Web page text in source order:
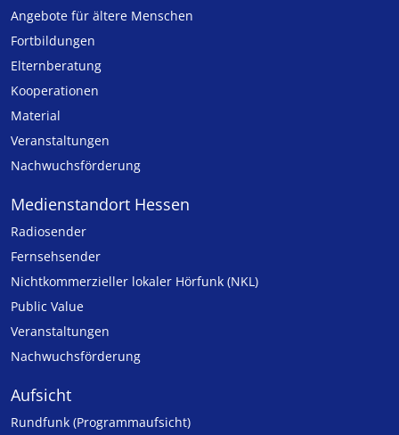
Angebote für ältere Menschen
Fortbildungen
Elternberatung
Kooperationen
Material
Veranstaltungen
Nachwuchsförderung
Medienstandort Hessen
Radiosender
Fernsehsender
Nicht­kommer­zieller lo­ka­ler Hör­funk (NKL)
Public Value
Veranstaltungen
Nachwuchsförderung
Aufsicht
Rundfunk (Programmaufsicht)